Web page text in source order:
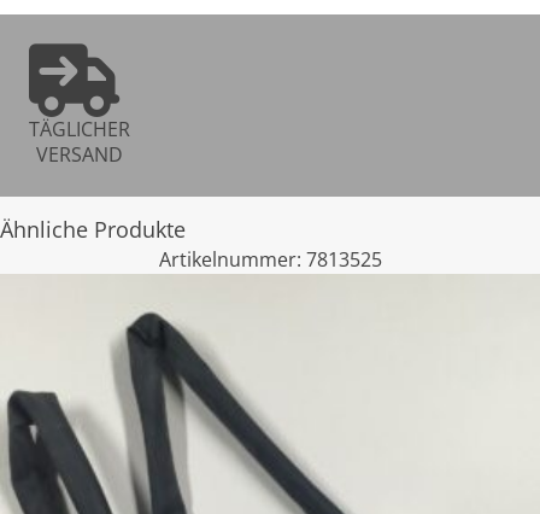
TÄGLICHER
VERSAND
Ähnliche Produkte
Artikelnummer: 7813525